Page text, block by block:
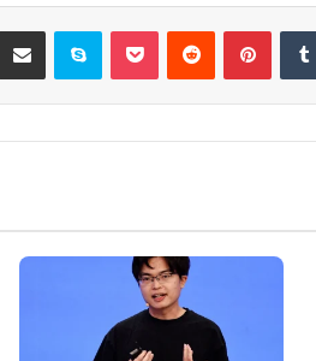
بينتيريست بوكيت سكايب